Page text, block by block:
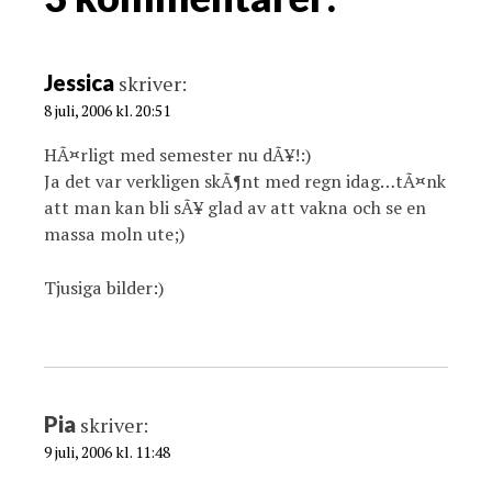
a
o
Jessica skriver:
8 juli, 2006 kl. 20:51
HÃ¤rligt med semester nu dÃ¥!:)
Ja det var verkligen skÃ¶nt med regn idag…tÃ¤nk
att man kan bli sÃ¥ glad av att vakna och se en
massa moln ute;)
Tjusiga bilder:)
Pia skriver:
9 juli, 2006 kl. 11:48